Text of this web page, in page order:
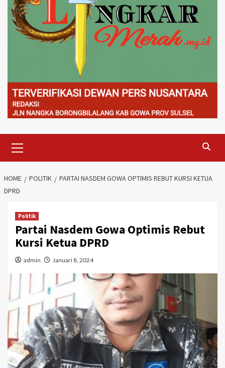
Menu
HOME POLITIK
PARTAI NASDEM GOWA OPTIMIS REBUT KURSI KETUA
DPRD
Politik
Partai Nasdem Gowa Optimis Rebut
Kursi Ketua DPRD
admin Januari 8, 2024